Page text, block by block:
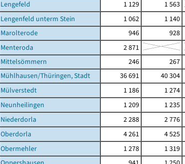
Lengefeld
1 129
1 563
Lengenfeld unterm Stein
1 062 1 140
Marolterode
946 928
Menteroda
2 871
Mittelsömmern
246 267
Mühlhausen/Thüringen, Stadt
36 691 40 304
Mülverstedt
1 186 1 274
Neunheilingen
1 209 1 235
Niederdorla
2 288 2 776
Oberdorla
4 261 4 525
Obermehler
1 278 1 319